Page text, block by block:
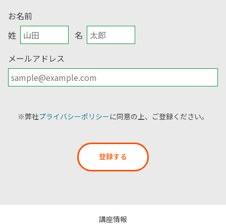
お名前
姓
名
メールアドレス
※弊社プライバシーポリシーに同意の上、ご登録ください。
登録する
講座情報